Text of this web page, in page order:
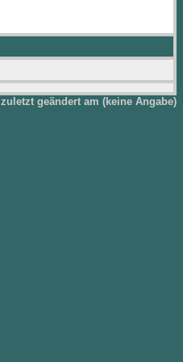
zuletzt geändert am (keine Angabe)